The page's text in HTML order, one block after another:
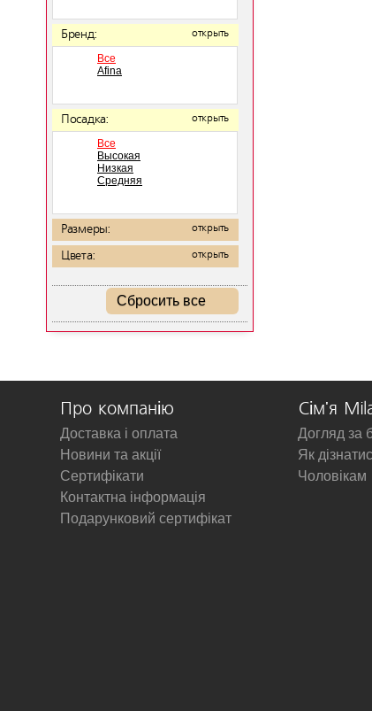
Бренд: открыть
Все
Afina
Посадка: открыть
Все
Высокая
Низкая
Средняя
Размеры: открыть
Цвета: открыть
Сбросить все
Про компанію
Доставка і оплата
Новини та акції
Сертифікати
Контактна інформація
Подарунковий сертифікат
Сім'я
Догляд за
Як
Чоловікам